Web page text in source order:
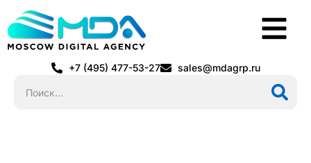
+7 (495) 477-53-27 sales@mdagrp.ru